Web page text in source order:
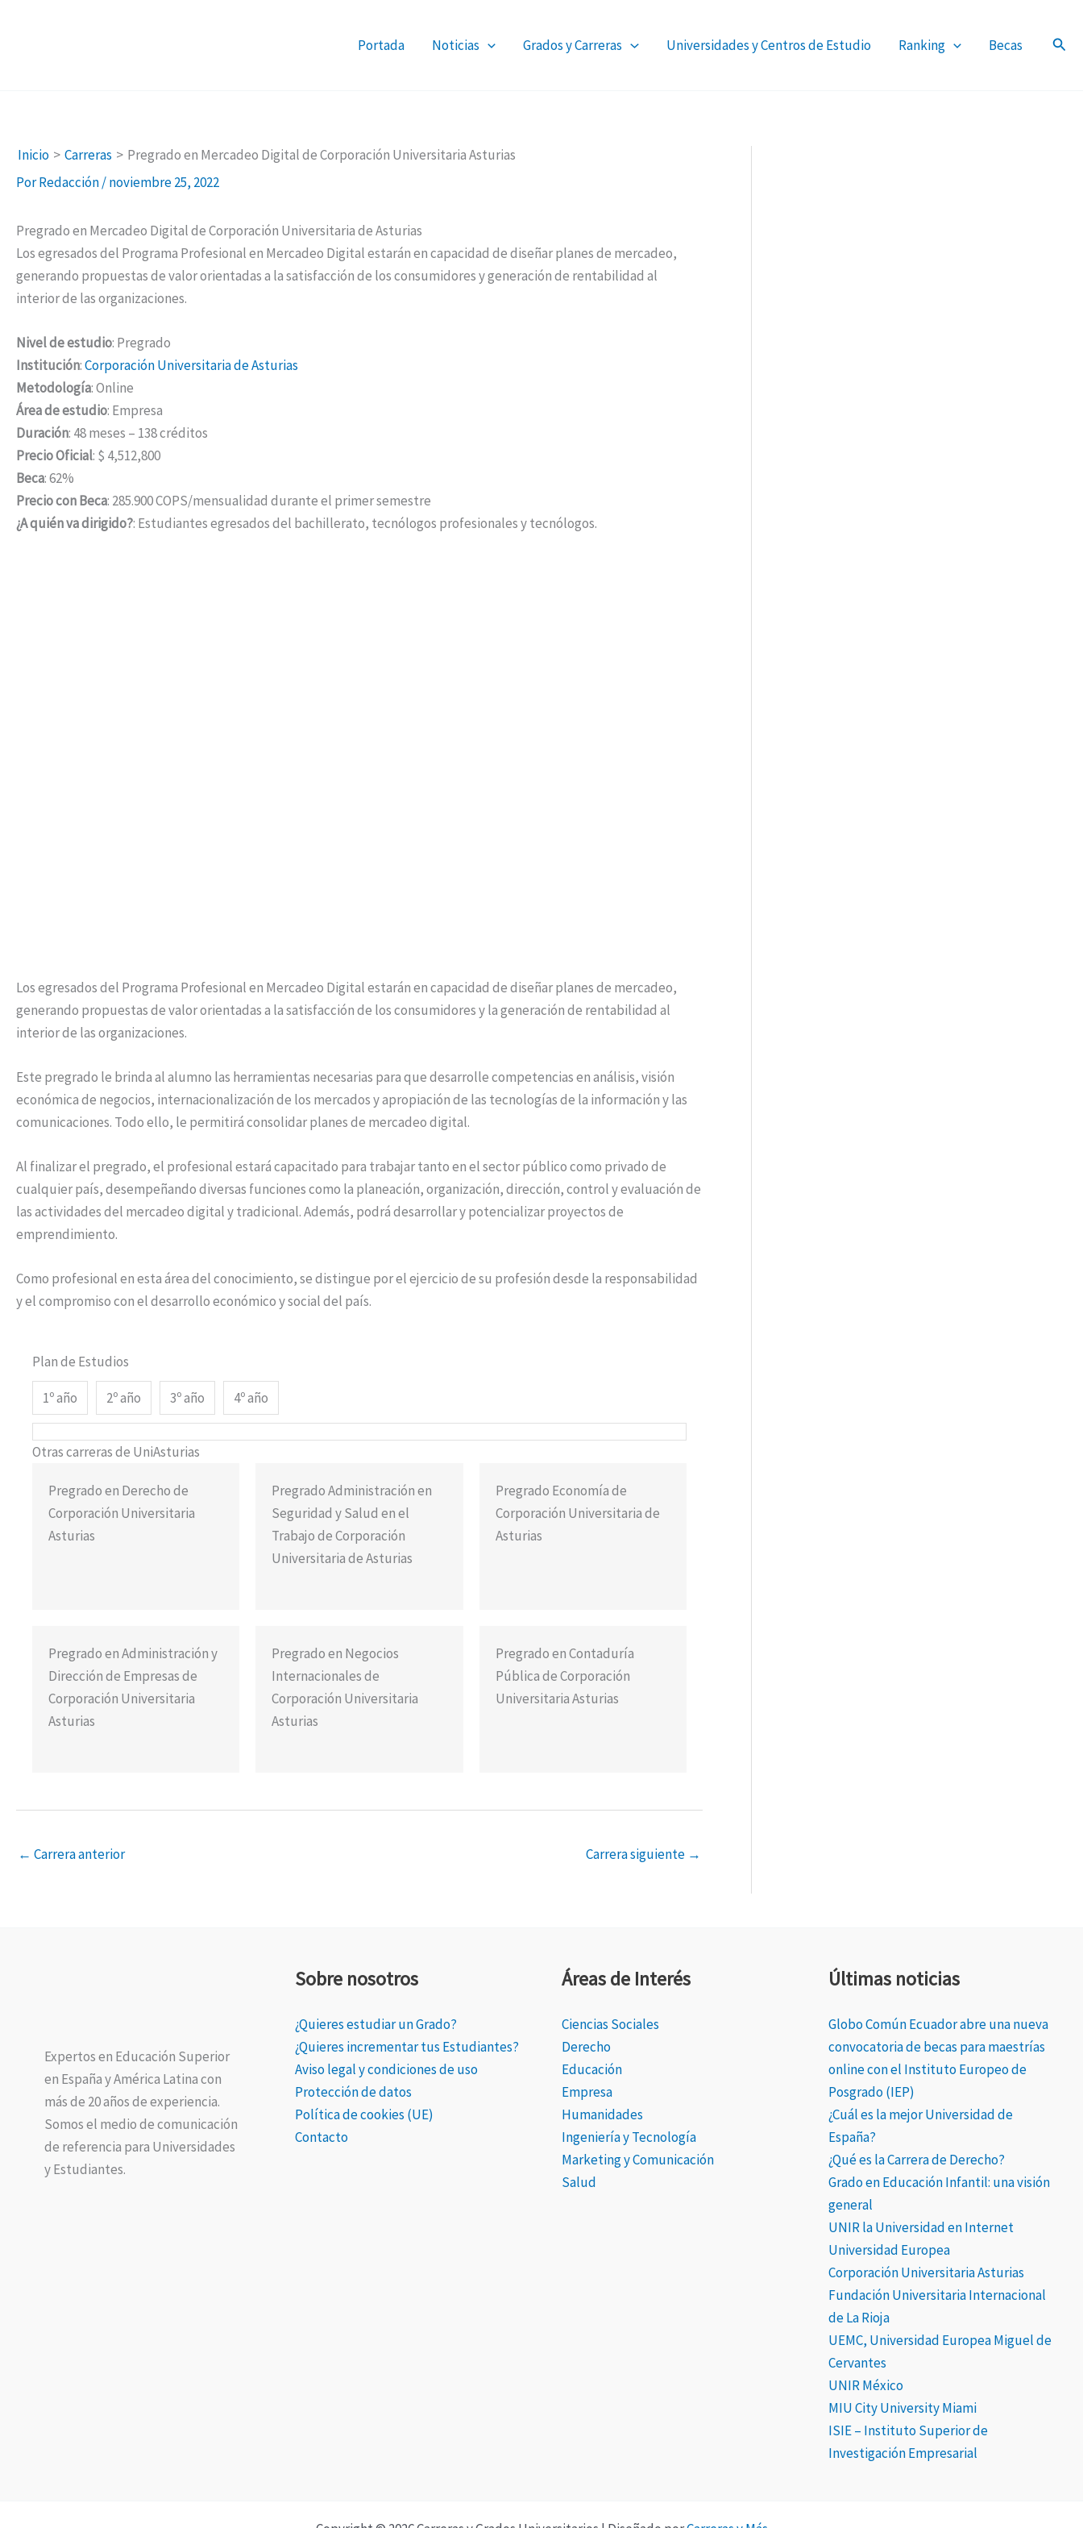
Portada Noticias Grados y Carreras Universidades y Centros de Estudio Ranking Becas
Inicio Carreras
Pregrado en Mercadeo Digital de Corporación Universitaria Asturias
PorRedacción/noviembre 25, 2022
Pregrado en Mercadeo Digital de Corporación Universitaria de Asturias
Los egresados del Programa Profesional en Mercadeo Digital estarán en capacidad de diseñar planes de mercadeo,
generando propuestas de valor orientadas a la satisfacción de los consumidores y generación de rentabilidad al
interior de las organizaciones.
Nivel de estudio: Pregrado
Institución:Corporación Universitaria de Asturias
Metodología: Online
Área de estudio: Empresa
Duración: 48 meses – 138 créditos
Precio Oficial: $ 4,512,800
Beca: 62%
Precio con Beca: 285.900 COPS/mensualidad durante el primer semestre
¿A quién va dirigido?: Estudiantes egresados del bachillerato, tecnólogos profesionales y tecnólogos.
Los egresados del Programa Profesional en Mercadeo Digital estarán en capacidad de diseñar planes de mercadeo,
generando propuestas de valor orientadas a la satisfacción de los consumidores y la generación de rentabilidad al
interior de las organizaciones.
Este pregrado le brinda al alumno las herramientas necesarias para que desarrolle competencias en análisis, visión
económica de negocios, internacionalización de los mercados y apropiación de las tecnologías de la información y las
comunicaciones. Todo ello, le permitirá consolidar planes de mercadeo digital.
Al finalizar el pregrado, el profesional estará capacitado para trabajar tanto en el sector público como privado de
cualquier país, desempeñando diversas funciones como la planeación, organización, dirección, control y evaluación de
las actividades del mercadeo digital y tradicional. Además, podrá desarrollar y potencializar proyectos de
emprendimiento.
Como profesional en esta área del conocimiento, se distingue por el ejercicio de su profesión desde la responsabilidad
y el compromiso con el desarrollo económico y social del país.
Plan de Estudios
1º año 2º año 3º año 4º año
Otras carreras de UniAsturias
Pregrado en Derecho de
Corporación Universitaria
Asturias
Pregrado Administración en
Seguridad y Salud en el
Trabajo de Corporación
Universitaria de Asturias
Pregrado Economía de
Corporación Universitaria de
Asturias
Pregrado en Administración y
Dirección de Empresas de
Corporación Universitaria
Asturias
Pregrado en Negocios
Internacionales de
Corporación Universitaria
Asturias
Pregrado en Contaduría
Pública de Corporación
Universitaria Asturias
← Carrera anterior Carrera siguiente →
Expertos en Educación Superior
en España y América Latina con
más de 20 años de experiencia.
Somos el medio de comunicación
de referencia para Universidades
y Estudiantes.
Sobre nosotros
¿Quieres estudiar un Grado?
¿Quieres incrementar tus Estudiantes?
Aviso legal y condiciones de uso
Protección de datos
Política de cookies (UE)
Contacto
Áreas de Interés
Ciencias Sociales
Derecho
Educación
Empresa
Humanidades
Ingeniería y Tecnología
Marketing y Comunicación
Salud
Últimas noticias
Globo Común Ecuador abre una nueva
convocatoria de becas para maestrías
online con el Instituto Europeo de
Posgrado (IEP)
¿Cuál es la mejor Universidad de
España?
¿Qué es la Carrera de Derecho?
Grado en Educación Infantil: una visión
general
UNIR la Universidad en Internet
Universidad Europea
Corporación Universitaria Asturias
Fundación Universitaria Internacional
de La Rioja
UEMC, Universidad Europea Miguel de
Cervantes
UNIR México
MIU City University Miami
ISIE – Instituto Superior de
Investigación Empresarial